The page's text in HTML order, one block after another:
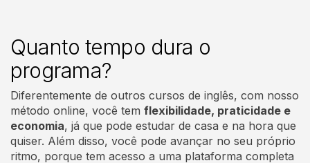
Quanto tempo dura o
programa?
Diferentemente de outros cursos de inglês, com nosso
método online, você tem flexibilidade, praticidade e
economia, já que pode estudar de casa e na hora que
quiser. Além disso, você pode avançar no seu próprio
ritmo, porque tem acesso a uma plataforma completa